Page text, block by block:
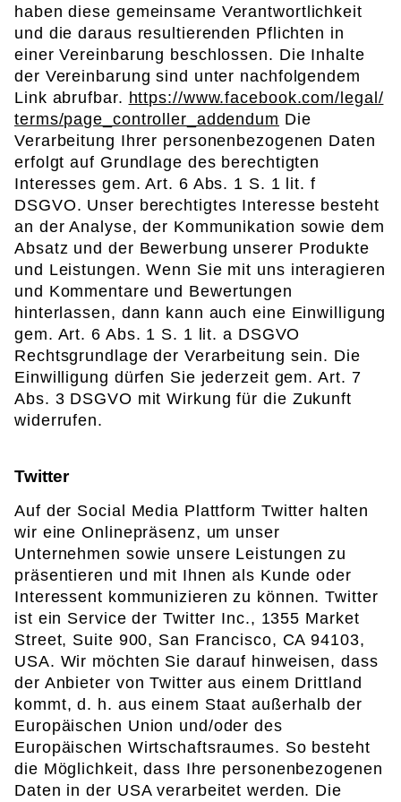
haben diese gemeinsame Verantwortlichkeit
und die daraus resultierenden Pflichten in
einer Vereinbarung beschlossen. Die Inhalte
der Vereinbarung sind unter nachfolgendem
Link abrufbar. https://www.facebook.com/legal/
terms/page_controller_addendum Die
Verarbeitung Ihrer personenbezogenen Daten
erfolgt auf Grundlage des berechtigten
Interesses gem. Art. 6 Abs. 1 S. 1 lit. f
DSGVO. Unser berechtigtes Interesse besteht
an der Analyse, der Kommunikation sowie dem
Absatz und der Bewerbung unserer Produkte
und Leistungen. Wenn Sie mit uns interagieren
und Kommentare und Bewertungen
hinterlassen, dann kann auch eine Einwilligung
gem. Art. 6 Abs. 1 S. 1 lit. a DSGVO
Rechtsgrundlage der Verarbeitung sein. Die
Einwilligung dürfen Sie jederzeit gem. Art. 7
Abs. 3 DSGVO mit Wirkung für die Zukunft
widerrufen.
Twitter
Auf der Social Media Plattform Twitter halten
wir eine Onlinepräsenz, um unser
Unternehmen sowie unsere Leistungen zu
präsentieren und mit Ihnen als Kunde oder
Interessent kommunizieren zu können. Twitter
ist ein Service der Twitter Inc., 1355 Market
Street, Suite 900, San Francisco, CA 94103,
USA. Wir möchten Sie darauf hinweisen, dass
der Anbieter von Twitter aus einem Drittland
kommt, d. h. aus einem Staat außerhalb der
Europäischen Union und/oder des
Europäischen Wirtschaftsraumes. So besteht
die Möglichkeit, dass Ihre personenbezogenen
Daten in der USA verarbeitet werden. Die